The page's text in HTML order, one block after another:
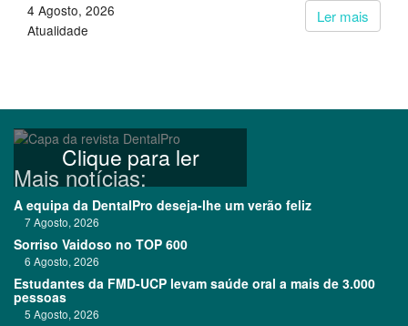
Ler mais
4 Agosto, 2026
Atualidade
Clique para ler
Mais notícias:
A equipa da DentalPro deseja-lhe um verão feliz
7 Agosto, 2026
Sorriso Vaidoso no TOP 600
6 Agosto, 2026
Estudantes da FMD-UCP levam saúde oral a mais de 3.000
pessoas
5 Agosto, 2026